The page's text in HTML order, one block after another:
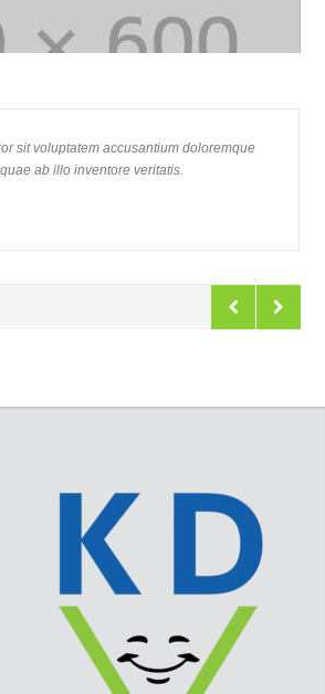
consectetur adipisicing elit, sed do
exercitation ullamco laboris nisi ut
Duis aute irure dolor in
tempor incididunt ut labore et dolore
in voluptate velit.Lorem ipsum dolor amet
elit, sed do eiusmod tempor incididunt
aliqua. Ut enim ad minim veniam, quis
sit voluptatem accusantium doloremque
ab illo inventore veritatis.